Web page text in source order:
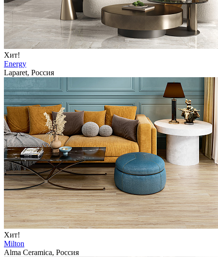
Хит!
Energy
Laparet, Россия
Хит!
Milton
Alma Ceramica, Россия